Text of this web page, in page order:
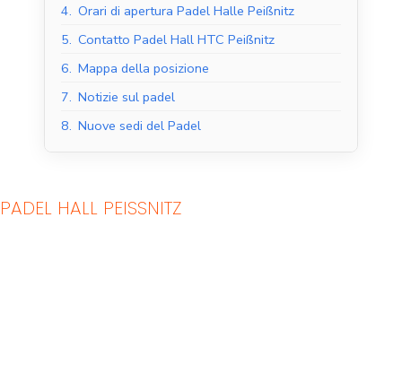
4. Orari di apertura Padel Halle Peißnitz
5. Contatto Padel Hall HTC Peißnitz
6. Mappa della posizione
7. Notizie sul padel
8. Nuove sedi del Padel
PADEL HALL PEISSNITZ